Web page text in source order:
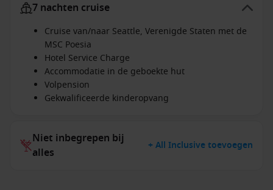
7 nachten cruise
Cruise van/naar Seattle, Verenigde Staten met de
MSC Poesia
Hotel Service Charge
Accommodatie in de geboekte hut
Volpension
Gekwalificeerde kinderopvang
Niet inbegrepen bij
alles
+ All Inclusive toevoegen